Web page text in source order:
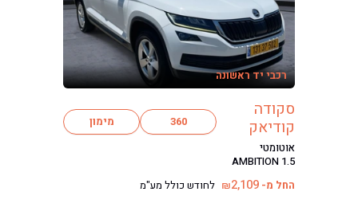
רכבי יד ראשונה
סקודה
קודיאק
אוטומטי
AMBITION 1.5
360 מימון
החל מ- ₪2,109 לחודש כולל מע"מ